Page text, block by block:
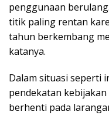
penggunaan
titik paling rentan
tahun berkembang
katanya.
Dalam situasi seperti
pendekatan
berhenti pada